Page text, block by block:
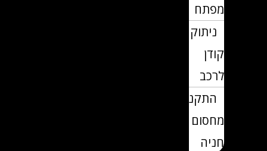
מפתח
ניתוק
לרכב
התקנת
מחסום
חניה